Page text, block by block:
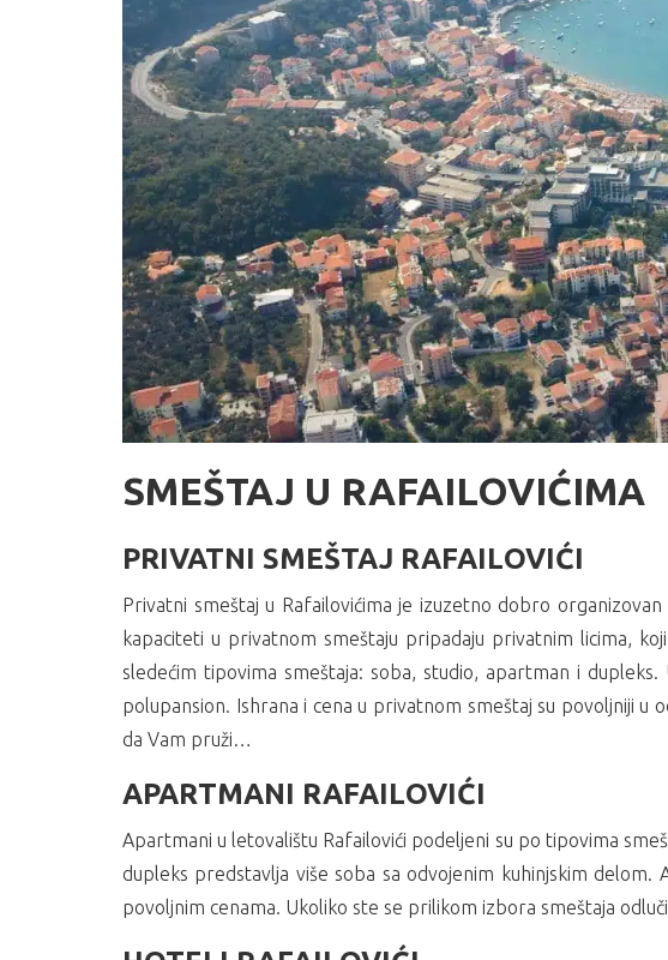
SMEŠTAJ U RAFAILOVIĆIMA
PRIVATNI SMEŠTAJ RAFAILOVIĆI
Privatni smeštaj u Rafailovićima je izuzetno dobro
kapaciteti u privatnom smeštaju pripadaju privatnim licima,
sledećim tipovima smeštaja: soba, studio, apartman i
polupansion. Ishrana i cena u privatnom smeštaj su povoljniji u
da Vam pruži…
APARTMANI RAFAILOVIĆI
Apartmani u letovalištu Rafailovići podeljeni su po tipovima
dupleks predstavlja više soba sa odvojenim kuhinjskim
povoljnim cenama. Ukoliko ste se prilikom izbora smeštaja